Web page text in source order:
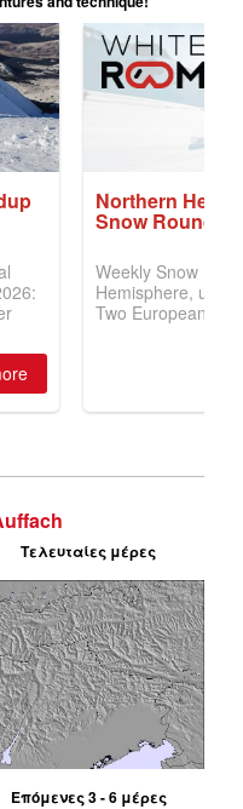
Τελευταίες μέρες
Επόμενες 3 - 6 μέρες